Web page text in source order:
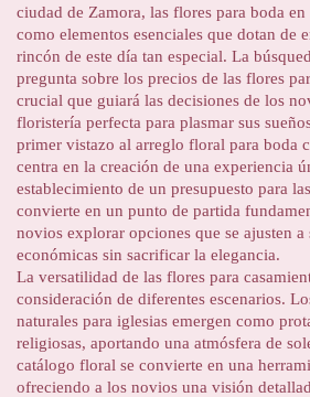
ciudad de Zamora, las flores para boda en
como elementos esenciales que dotan de
rincón de este día tan especial. La
pregunta sobre los precios de las flores
crucial que guiará las decisiones de los
floristería perfecta para plasmar sus
primer vistazo al arreglo floral para boda
centra en la creación de una experiencia
establecimiento de un presupuesto para
convierte en un punto de partida
novios explorar opciones que se ajusten a
económicas sin sacrificar la elegancia.
La versatilidad de las flores para
consideración de diferentes escenarios.
naturales para iglesias emergen como
religiosas, aportando una atmósfera de
catálogo floral se convierte en una
ofreciendo a los novios una visión